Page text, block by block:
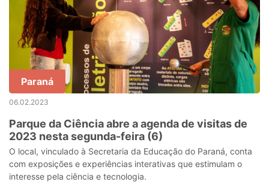
Paraná
06.02.2023
Parque da Ciência abre a agenda de visitas de
2023 nesta segunda-feira (6)
O local, vinculado à Secretaria da Educação do Paraná, conta
com exposições e experiências interativas que estimulam o
interesse pela ciência e tecnologia.